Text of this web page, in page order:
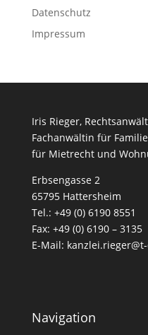
Datenschutz
Impressum
Iris Rieger,
Fachanwältin für
für Mietrecht und
Erbsengasse 2
65795 Hattersheim
Tel.: +49 (0) 6190 8551
Fax: +49 (0) 6190 – 3135
E-Mail:
Navigation